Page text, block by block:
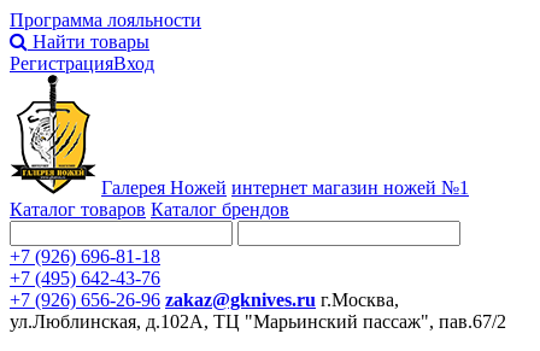
Программа лояльности
Найти товары
РегистрацияВход
Галерея Ножей интернет магазин ножей №1
Каталог товаров Каталог брендов
+7 (926) 696-81-18
+7 (495) 642-43-76
+7 (926) 656-26-96 zakaz@gknives.ru г.Москва,
ул.Люблинская, д.102А, ТЦ "Марьинский пассаж", пав.67/2